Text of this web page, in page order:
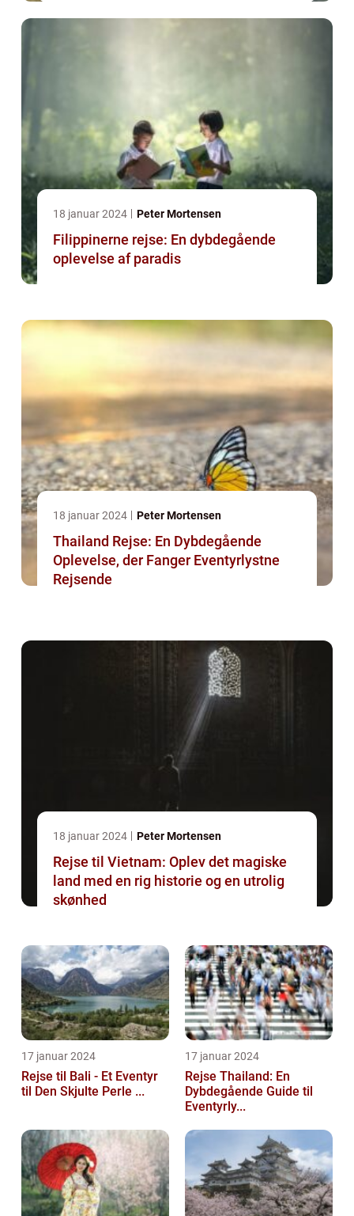
18 januar 2024 Peter Mortensen
Filippinerne rejse: En dybdegående
oplevelse af paradis
18 januar 2024 Peter Mortensen
Thailand Rejse: En Dybdegående
Oplevelse, der Fanger Eventyrlystne
Rejsende
18 januar 2024 Peter Mortensen
Rejse til Vietnam: Oplev det magiske
land med en rig historie og en utrolig
skønhed
17 januar 2024
Rejse til Bali - Et Eventyr
til Den Skjulte Perle ...
17 januar 2024
Rejse Thailand: En
Dybdegående Guide til
Eventyrly...